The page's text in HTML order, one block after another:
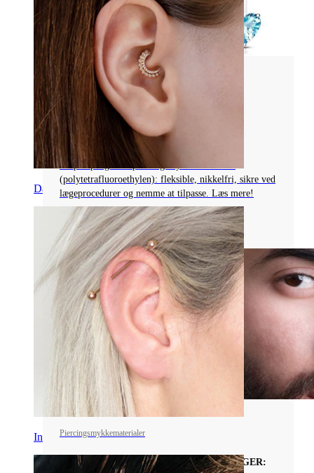
Daith
Industrial
Piercingsmykkematerialer
UDFORSK PTFE-PIERCINGSMYKKER:
STRUKTUR, ALSIDIGHED, GODE RÅD
Gå på opdagelse i piercingsmykker af PTFE
(polytetrafluoroethylen): fleksible, nikkelfri, sikre ved
lægeprocedurer og nemme at tilpasse. Læs mere!
Læs mere
Piercingsmykkematerialer
DETALJERET GUIDE TIL TRÆPIERCINGER: